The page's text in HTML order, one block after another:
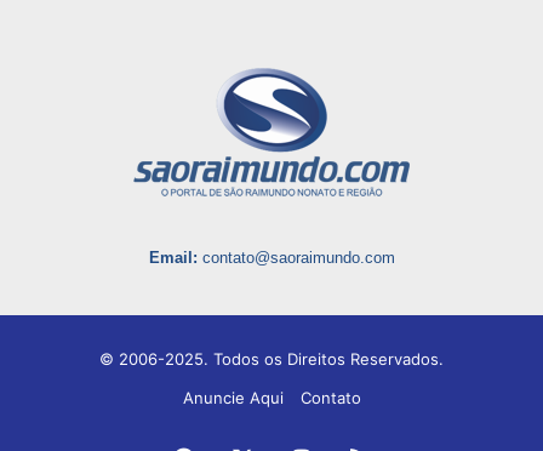
Email: contato@saoraimundo.com
© 2006-2025. Todos os Direitos Reservados.
Anuncie Aqui
Contato